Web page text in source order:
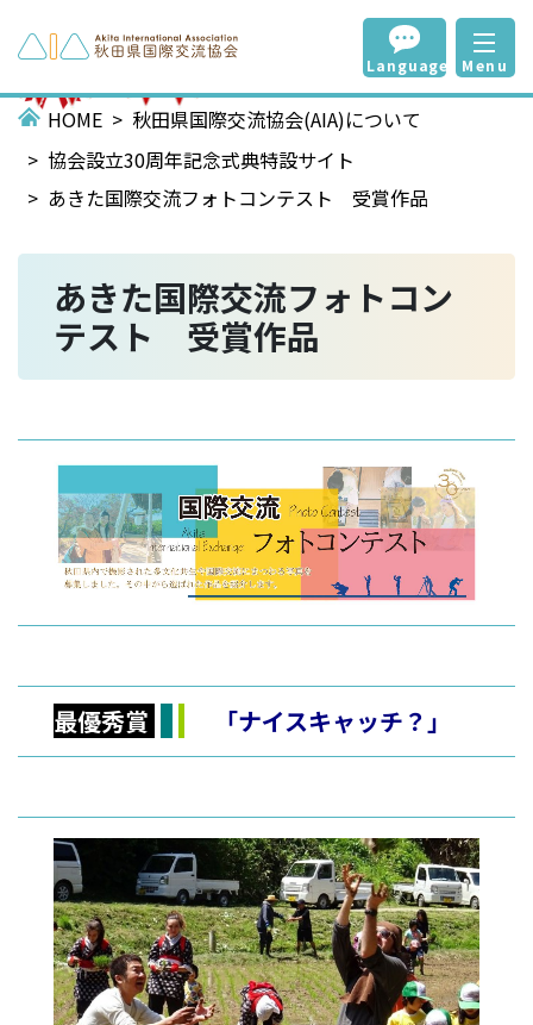
Language Menu
HOME
秋田県国際交流協会(AIA)について
協会設立30周年記念式典特設サイト
あきた国際交流フォトコンテスト 受賞作品
あきた国際交流フォトコン
テスト 受賞作品
最優秀賞 「ナイスキャッチ？」